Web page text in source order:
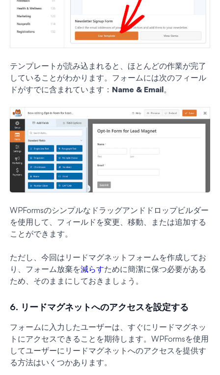
テンプレートが読み込まれると、ほとんどの作業が完了
していることがわかります。フォームには次のフィール
ドがすでに含まれています： Name & Email。
WPFormsのシンプルなドラッグアンドドロップビルダー
を使用して、フィールドを変更、移動、または追加する
ことができます。
ただし、今回はリードマグネットフォームを作成してお
り、フォーム放棄を減らすために簡潔に保つ必要がある
ため、そのままにしておきましょう。
6. リードマグネットへのアクセスを設定する
フォームに入力したユーザーは、すぐにリードマグネッ
トにアクセスできることを期待します。WPFormsを使用
してユーザーにリードマグネットへのアクセスを提供す
る方法はいくつかあります。